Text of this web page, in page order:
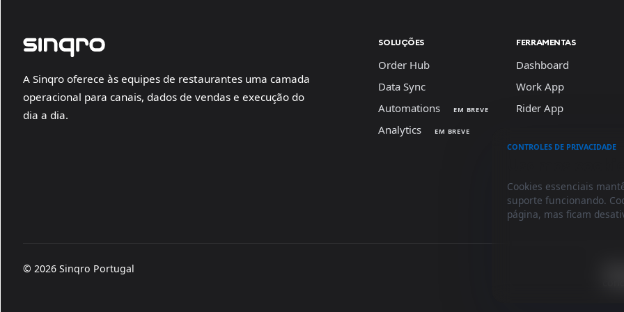
A Sinqro oferece às equipes de restaurantes uma camada
operacional para canais, dados de vendas e execução do
dia a dia.
SOLUÇÕES
Order Hub
Data Sync
Automations
EM BREVE
Analytics EM BREVE
FERRAMENTAS
Dashboard
Work App
Rider App
© 2026 Sinqro Portugal
CONTROLES DE PRIVACIDADE
Cookies essenciais
suporte funcionando.
página, mas ficam